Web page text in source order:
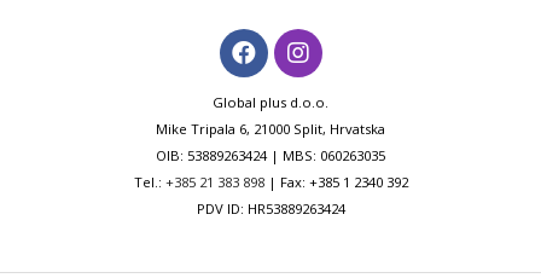
Global plus d.o.o.
Mike Tripala 6, 21000 Split, Hrvatska
OIB: 53889263424 | MBS: 060263035
Tel.: +385 21 383 898| Fax: +385 1 2340 392
PDV ID: HR53889263424